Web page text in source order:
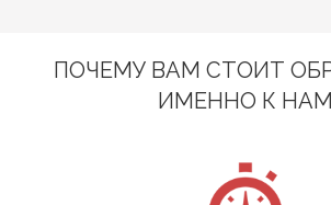
ПОЧЕМУ ВАМ СТОИТ
ИМЕННО К НАМ